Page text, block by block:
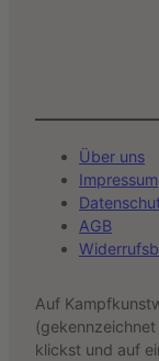
Über uns
Impressum
AGB
Auf
klickst und auf